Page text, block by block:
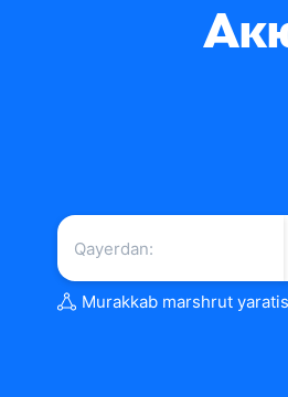
Murakkab marshrut